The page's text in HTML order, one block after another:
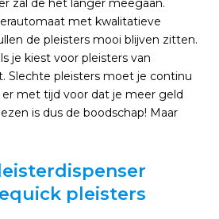
zal de het langer meegaan.
met kwalitatieve
de pleisters mooi blijven zitten.
je kiest voor pleisters van
Slechte pleisters moet je continu
met tijd voor dat je meer geld
is dus de boodschap! Maar
pleisters